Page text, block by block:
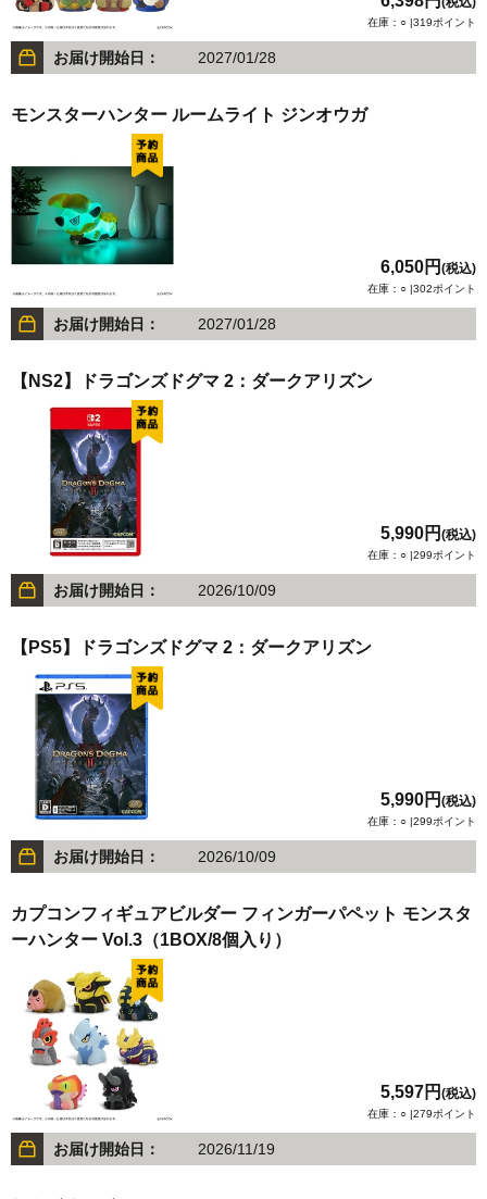
在庫：○ |319ポイント
お届け開始日： 2027/01/28
モンスターハンター ルームライト ジンオウガ
6,050円 (税込)
在庫：○ |302ポイント
お届け開始日： 2027/01/28
【NS2】ドラゴンズドグマ 2：ダークアリズン
5,990円 (税込)
在庫：○ |299ポイント
お届け開始日： 2026/10/09
【PS5】ドラゴンズドグマ 2：ダークアリズン
5,990円 (税込)
在庫：○ |299ポイント
お届け開始日： 2026/10/09
カプコンフィギュアビルダー フィンガーパペット モンスタ
ーハンター Vol.3（1BOX/8個入り）
5,597円 (税込)
在庫：○ |279ポイント
お届け開始日： 2026/11/19